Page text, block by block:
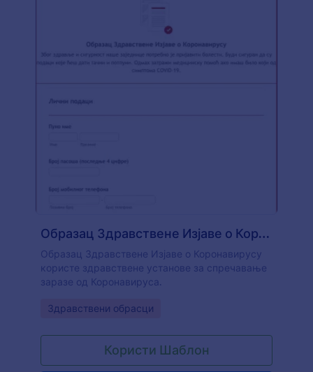
Образац Здравствене Изјаве о Коронавирусу
Образац Здравствене Изјаве о Коронавирусу
користе здравствене установе за спречавање
заразе од Коронавируса.
Go to Category:
Здравствени обрасци
Користи Шаблон